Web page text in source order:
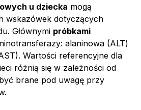
u dziecka mogą
wskazówek dotyczących
Głównymi próbkami
alaninowa (ALT)
Wartości referencyjne dla
różnią się w zależności od
brane pod uwagę przy